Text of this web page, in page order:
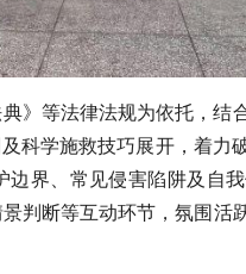
》等法律法规为依托，结
科学施救技巧展开，着力
界、常见侵害陷阱及自
判断等互动环节，氛围活